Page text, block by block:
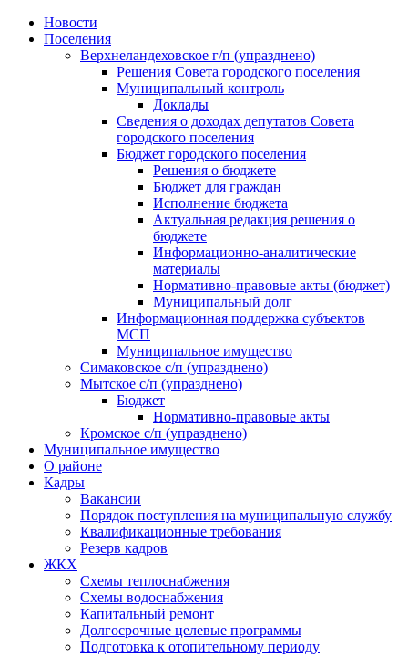
Skip
Новости
Поселения
Верхнеландеховское г/п (упразднено)
Решения Совета городского поселения
Муниципальный контроль
Доклады
Сведения о доходах депутатов Совета
городского поселения
Бюджет городского поселения
Решения о бюджете
Бюджет для граждан
Исполнение бюджета
Актуальная редакция решения о
бюджете
Информационно-аналитические
материалы
Нормативно-правовые акты (бюджет)
Муниципальный долг
Информационная поддержка субъектов
МСП
Муниципальное имущество
Симаковское с/п (упразднено)
Мытское с/п (упразднено)
Бюджет
Нормативно-правовые акты
Кромское с/п (упразднено)
Муниципальное имущество
О районе
Кадры
Вакансии
Порядок поступления на муниципальную службу
Квалификационные требования
Резерв кадров
ЖКХ
Схемы теплоснабжения
Схемы водоснабжения
Капитальный ремонт
Долгосрочные целевые программы
Подготовка к отопительному периоду